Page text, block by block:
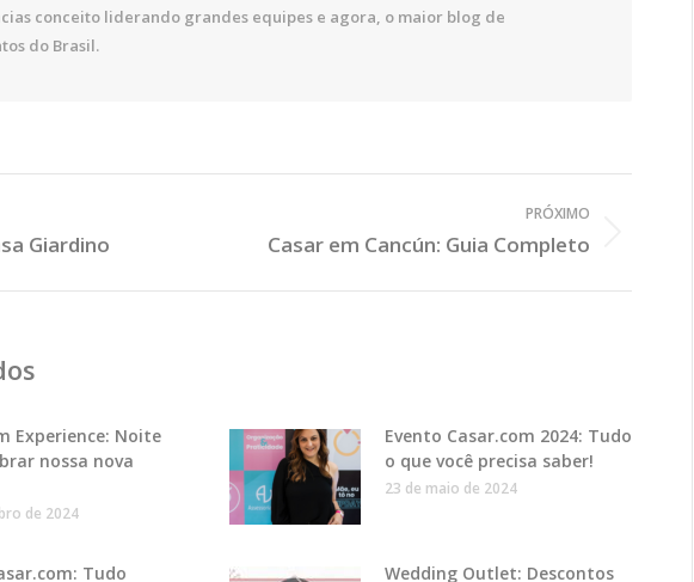
conceito liderando grandes equipes e agora, o maior blog de
do Brasil.
Giardino
PRÓXIMO
Próximo
Casar em Cancún: Guia Completo
Experience: Noite
nossa nova
de 2024
Evento Casar.com 2024: Tudo
o que você precisa saber!
23 de maio de 2024
Tudo
Wedding Outlet: Descontos